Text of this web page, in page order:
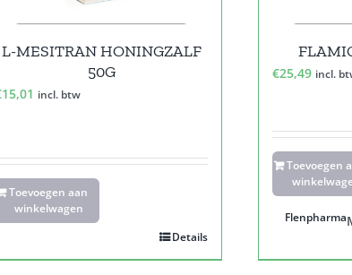
L-MESITRAN HONINGZALF
50G
15,01 incl. btw
Toevoegen aan
winkelwagen
Details
€25,49 incl.
Toevoegen
Flenpharma